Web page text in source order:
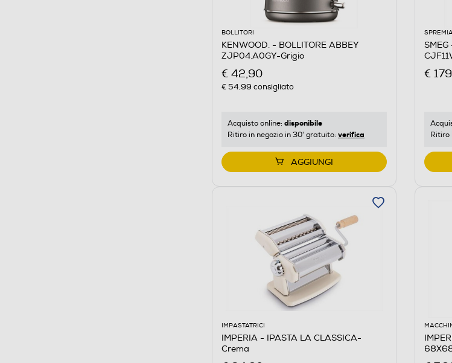
BOLLITORI
KENWOOD. - BOLLITORE ABBEY
ZJP04.A0GY-Grigio
€ 42,90
€ 54,99 consigliato
Acquisto online: disponibile
Ritiro in negozio in 30' gratuito: verifica
AGGIUNGI
€
Ritiro
IMPASTATRICI
IMPERIA - IPASTA LA CLASSICA-
Crema